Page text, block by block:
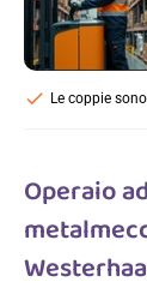
Le coppie
check
Operaio